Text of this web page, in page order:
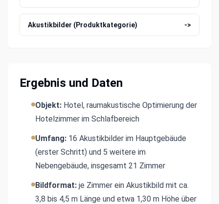
Akustikbilder (Produktkategorie) ->
Ergebnis und Daten
Objekt: Hotel, raumakustische Optimierung der
Hotelzimmer im Schlafbereich
Umfang: 16 Akustikbilder im Hauptgebäude
(erster Schritt) und 5 weitere im
Nebengebäude, insgesamt 21 Zimmer
Bildformat: je Zimmer ein Akustikbild mit ca.
3,8 bis 4,5 m Länge und etwa 1,30 m Höhe über